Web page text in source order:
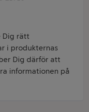
Dig rätt
i produkternas
Dig därför att
informationen på